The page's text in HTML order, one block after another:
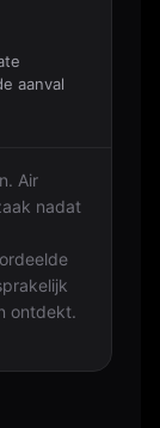
aanval
Air
nadat
ontdekt.